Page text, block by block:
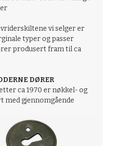
vi selger er
typer og passer
produsert fram til ca
DØRER
ca 1970 er nøkkel- og
gjennomgående